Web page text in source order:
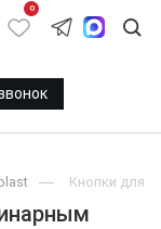
0
Кнопки для